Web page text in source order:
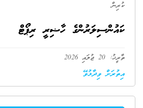
ކުރިން
ކައުންސިލަރުންގެ ހާޟިރީ ރިޕޯޓް
ތާރީޚު: 20 ޖުލައި 2026
އިތުރަށް ވިދާޅުވޭ